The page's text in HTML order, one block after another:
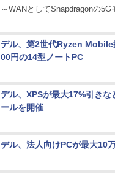
～WANとしてSnapdragonの5G
デル、第2世代Ryzen Mobile
00円の14型ノートPC
デル、XPSが最大17%引きな
ールを開催
デル、法人向けPCが最大10